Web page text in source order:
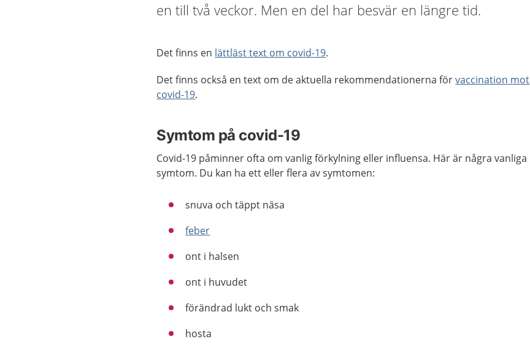
en till två veckor. Men en del har besvär en längre tid.
Det finns en lättläst text om covid-19.
Det finns också en text om de aktuella rekommendationerna förvaccination mot
covid-19.
Symtom på covid-19
Covid-19 påminner ofta om vanlig förkylning eller influensa. Här är några vanliga
symtom. Du kan ha ett eller flera av symtomen:
snuva och täppt näsa
feber
ont i halsen
ont i huvudet
förändrad lukt och smak
hosta